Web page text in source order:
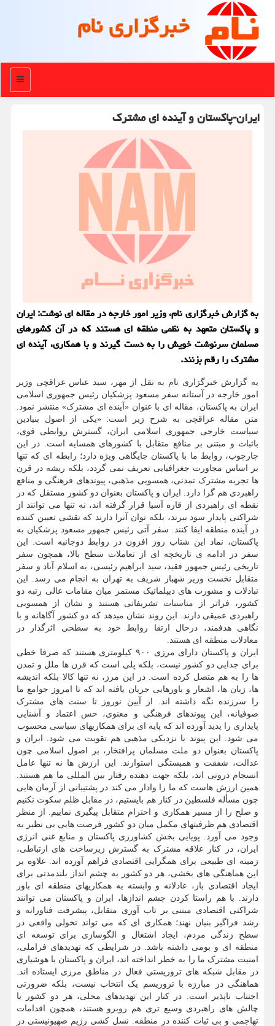
خبرگزاری نام
منو
ایران-پاکستان و آینده ای مشترک
به گزارش خبرگزاری نام، وزیر امور خارجه در مقاله ای نوشت: ایران
و پاکستان متعهد به نظمی منطقه ای هستند که در آن کشورهای
مسلمان سرنوشت خویش را به دست گیرند و با همکاری، آینده ای
مشترک را رقم بزنند.
به گزارش خبرگزاری نام به نقل از مهر، سید عباس عراقچی وزیر
امور خارجه در آستانه سفر مسعود پزشکیان رئیس جمهوری اسلامی
ایران به پاکستان، مقاله ای با عنوان «آینده ای مشترک» منتشر نمود.
متن مقاله عراقچی به شرح زیر است: «یکی از اصول بنیادین
سیاست خارجی جمهوری اسلامی ایران، گسترش روابطی قوی،
باثبات و مبتنی بر منافع متقابل با کشورهای همسایه است. در این
چارچوب، روابط ما با پاکستان جایگاهی ویژه دارد؛ رابطه ای که تنها
بر اساس مجاورت جغرافیایی تعریف نمی گردد، بلکه ریشه در قرن
ها تجربه مشترک تمدنی، همسویی مذهبی، پیوندهای فرهنگی و منافع
راهبردی هم گرا دارد. ایران و پاکستان بعنوان دو کشور مستقل که در
نقطه ای راهبردی از قاره آسیا قرار گرفته اند، نه تنها می توانند از
شراکتی پایدار سود ببرند، بلکه توان آنرا دارند که نقشی تعیین کننده
در آینده منطقه ایفا کنند. سفر آتی رئیس جمهور مسعود پزشکیان به
پاکستان، نماد این شتاب روز افزون در روابط دوجانبه است. این
سفر در ادامه ی تاریخچه ای از تعاملات سطح بالا، همچون سفر
تاریخی رئیس جمهور فقید، سید ابراهیم رئیسی، به اسلام آباد و سفر
متقابل نخست وزیر شهباز شریف به تهران به انجام می رسد. این
تبادلات و مشورت های دیپلماتیک مستمر میان مقامات عالی رتبه دو
کشور، فراتر از مناسبات تشریفاتی هستند و نشان از همسویی
راهبردی عمیقی دارند. این روند نشان میدهد که دو کشور آگاهانه و با
نگاهی هدفمند، درحال ارتقا روابط خود به سطحی اثرگذار در
معادلات منطقه ای هستند.
ایران و پاکستان دارای مرزی ۹۰۰ کیلومتری هستند که صرفا خطی
برای جدایی دو کشور نیست، بلکه پلی است که قرن ها ملل و تمدن
ها را به هم متصل کرده است. در این مرز، نه تنها کالا بلکه اندیشه
ها، زبان ها، اشعار و باورهایی جریان یافته اند که تا امروز جوامع ما
را سرزنده نگه داشته اند. از آیین نوروز تا سنت های مشترک
صوفیانه، این پیوندهای فرهنگی و معنوی، حس اعتماد و آشنایی
پایداری را پدید آورده اند که پایه ای برای همکاریهای سیاسی محسوب
می شود. این پیوند با نزدیکی مذهبی هم تقویت می شود. ایران و
پاکستان بعنوان دو ملت مسلمان پرافتخار، بر اصول اسلامی چون
عدالت، شفقت و همبستگی استوارند. این ارزش ها نه تنها عامل
انسجام درونی اند، بلکه جهت دهنده رفتار بین المللی ما هم هستند.
همین ارزش هاست که ما را وادار می کند در پشتیبانی از آرمان هایی
چون مسأله فلسطین در کنار هم بایستیم، در مقابل ظلم سکوت نکنیم
و صلح را از مسیر همکاری و احترام متقابل پیگیری نماییم. از منظر
اقتصادی هم ظرفیتهای مکمل میان دو کشور فرصت هایی بی نظیر به
وجود می آورد. پویایی بخش کشاورزی پاکستان و منابع غنی انرژی
ایران، در کنار علاقه مشترک به گسترش زیرساخت های ارتباطی،
زمینه ای طبیعی برای همگرایی اقتصادی فراهم آورده اند. علاوه بر
این هماهنگی های بخشی، هر دو کشور به چشم انداز بلندمدتی برای
ایجاد اقتصادی باز، عادلانه و وابسته به همکاریهای منطقه ای باور
دارند. با هم راستا کردن چشم اندازها، ایران و پاکستان می توانند
شراکتی اقتصادی مبتنی بر تاب آوری متقابل، پیشرفت فناورانه و
رشد فراگیر بنیان نهند؛ همکاری ای که می تواند تحولی واقعی در
سطح زندگی مردم، ایجاد اشتغال و الگوسازی برای توسعه ای
منطقه ای و بومی داشته باشد. در شرایطی که تهدیدهای فراملی،
امنیت مشترک ما را به خطر انداخته اند، ایران و پاکستان با هوشیاری
در مقابل شبکه های تروریستی فعال در مناطق مرزی ایستاده اند.
هماهنگی در مبارزه با تروریسم یک انتخاب نیست، بلکه ضرورتی
اجتناب ناپذیر است. در کنار این تهدیدهای محلی، هر دو کشور با
چالش های راهبردی وسیع تری هم روبرو هستند، همچون اقدامات
تهاجمی و بی ثبات کننده در منطقه. نسل کشی رژیم صهیونیستی در